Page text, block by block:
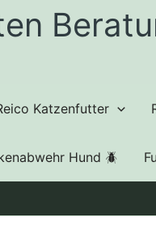
Katzenfutter
Hund 🪲